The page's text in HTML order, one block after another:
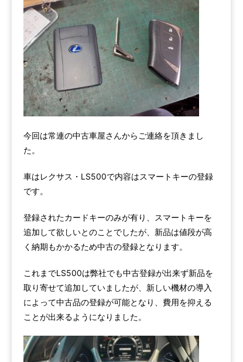
今回は常連の中古車屋さんからご連絡を頂きまし
た。
車はレクサス・LS500で内容はスマートキーの登録
です。
登録されたカードキーのみが有り、スマートキーを
追加して欲しいとのことでしたが、新品は値段が高
く納期もかかるため中古の登録となります。
これまでLS500は弊社でも中古登録が出来ず新品を
取り寄せて追加していましたが、新しい機材の導入
によって中古品の登録が可能となり、費用を抑える
ことが出来るようになりました。